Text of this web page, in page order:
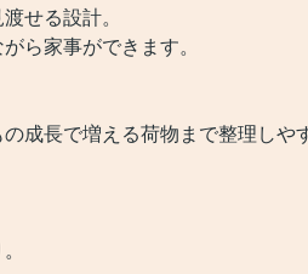
せる設計。
ら家事ができます。
成長で増える荷物まで整理しや